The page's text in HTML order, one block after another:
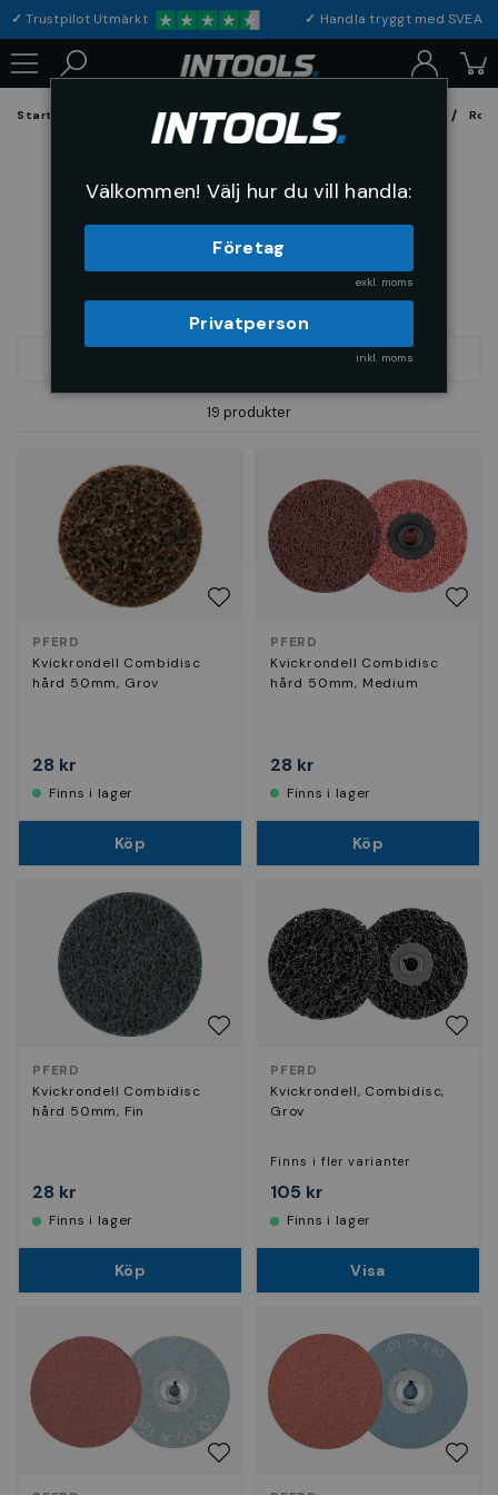
✓Trustpilot Utmärkt ✓ Handla tryggt med
Startsida Förbrukning & Maskintillbehör Fil, Slip och Borstar
SORTERA
19 produkter
PFERD
Kvickrondell Combidisc
hård 50mm, Grov
28 kr
Finns i lager
Köp
PFERD
Kvickrondell Combidisc
hård 50mm, Medium
28 kr
Finns i lager
Köp
PFERD
Kvickrondell Combidisc
hård 50mm, Fin
28 kr
Finns i lager
Köp
PFERD
Kvickrondell, Combidisc,
Grov
Finns i fler varianter
105 kr
Finns i lager
Visa
Välkommen! Välj hur du vill handla:
Företag
exkl. moms
Privatperson
inkl. moms